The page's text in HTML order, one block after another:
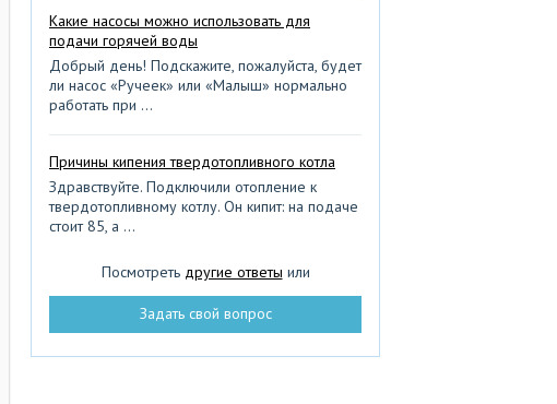
летний садовый душ
ливневая канализация
методы бурения скважины
наружный водопровод
насосная станция
нестандартное отопление
обзоры септиков
обслуживание радиаторов
Какие насосы можно использовать для
подачи горячей воды
Добрый день! Подскажите, пожалуйста, будет
ли насос «Ручеек» или «Малыш» нормально
работать при ...
Причины кипения твердотопливного котла
Здравствуйте. Подключили отопление к
твердотопливному котлу. Он кипит: на подаче
стоит 85, а ...
Посмотреть другие ответы или
Задать свой вопрос